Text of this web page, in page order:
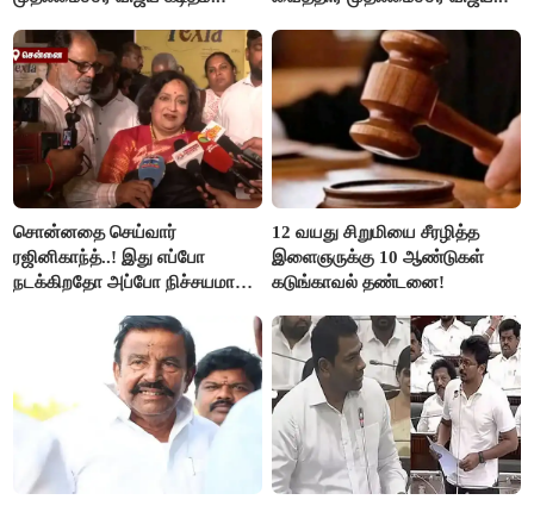
சொன்னதை செய்வார்
ரஜினிகாந்த்..! இது எப்போ
நடக்கிறதோ அப்போ நிச்சயமாக
ரஜினிகாந்த்..!
12 வயது சிறுமியை சீரழித்த
இளைஞருக்கு 10 ஆண்டுகள்
கடுங்காவல் தண்டனை!